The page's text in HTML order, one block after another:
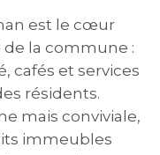
est le cœur
la commune :
cafés et services
résidents.
mais conviviale,
immeubles